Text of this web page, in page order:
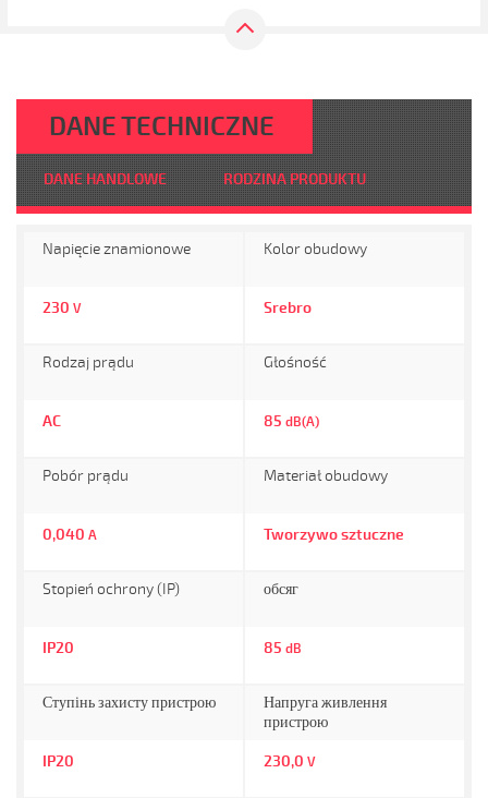
DANE TECHNICZNE
DANE HANDLOWE RODZINA PRODUKTU
Napięcie znamionowe
230 V
Kolor obudowy
Srebro
Rodzaj prądu
AC
Głośność
85 dB(A)
Pobór prądu
0,040 A
Materiał obudowy
Tworzywo sztuczne
Stopień ochrony (IP)
IP20
обсяг
85 dB
Ступінь захисту пристрою
IP20
Напруга живлення
пристрою
230,0 V